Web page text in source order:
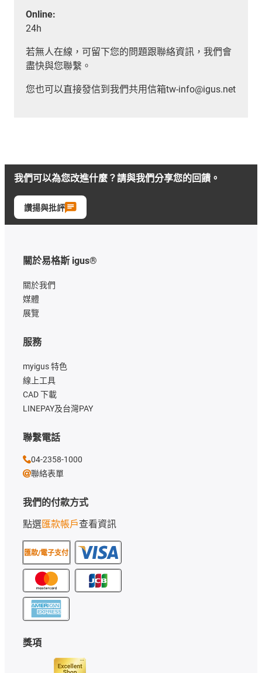
Online:
24h
若無人在線，可留下您的問題跟聯絡資訊，我們會
盡快與您聯繫。
您也可以直接發信到我們共用信箱tw-info@igus.net
我們可以為您改進什麼？請與我們分享您的回饋。
讚揚與批評
關於易格斯 igus®
關於我們
媒體
展覽
我們的付款方式
點選匯款帳戶查看資訊
匯款/電子支付
服務
myigus 特色
線上工具
CAD 下載
LINEPAY及台灣PAY
獎項
聯繫電話
04-2358-1000
聯絡表單